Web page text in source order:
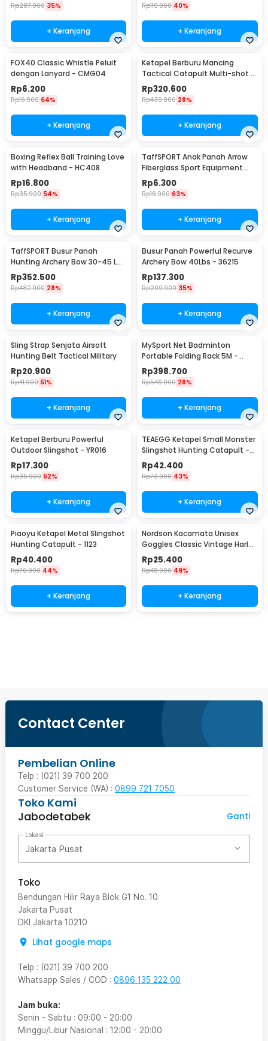
Rp287.900 35%
+ Keranjang
Rp110.900 40%
+ Keranjang
FOX40 Classic Whistle Peluit
dengan Lanyard - CMG04
Rp6.200
Rp16.900 64%
+ Keranjang
Ketapel Berburu Mancing
Tactical Catapult Multi-shot -
KMSS
Rp320.600
Rp439.900 28%
+ Keranjang
Boxing Reflex Ball Training Love
with Headband - HC408
Rp16.800
Rp35.900 54%
+ Keranjang
TaffSPORT Anak Panah Arrow
Fiberglass Sport Equipment
Spine 800 1 PCS - JH813
Rp6.300
Rp16.900 63%
+ Keranjang
TaffSPORT Busur Panah
Hunting Archery Bow 30-45 LB
- SA
Rp352.500
Rp482.900 28%
+ Keranjang
Busur Panah Powerful Recurve
Archery Bow 40Lbs - 36215
Rp137.300
Rp209.900 35%
+ Keranjang
Sling Strap Senjata Airsoft
Hunting Belt Tactical Military
Rp20.900
Rp41.900 51%
+ Keranjang
MySport Net Badminton
Portable Folding Rack 5M -
T300
Rp398.700
Rp546.900 28%
+ Keranjang
Ketapel Berburu Powerful
Outdoor Slingshot - YR016
Rp17.300
Rp35.900 52%
+ Keranjang
TEAEGG Ketapel Small Monster
Slingshot Hunting Catapult -
JH8171
Rp42.400
Rp73.900 43%
+ Keranjang
Piaoyu Ketapel Metal Slingshot
Hunting Catapult - 1123
Rp40.400
Rp70.900 44%
+ Keranjang
Nordson Kacamata Unisex
Goggles Classic Vintage Harley
UV Protection - ND1008
Rp25.400
Rp48.900 49%
+ Keranjang
Contact Center
Pembelian Online
Telp : (021) 39 700 200
Customer Service (WA) : 0899 721 7050
Toko Kami
Jabodetabek
Ganti
Lokasi
Jakarta Pusat
Toko
Bendungan Hilir Raya Blok G1 No. 10
Jakarta Pusat
DKI Jakarta 10210
Lihat google maps
Telp : (021) 39 700 200
Whatsapp Sales / COD : 0896 135 222 00
Jam buka:
Senin - Sabtu : 09:00 - 20:00
Minggu/Libur Nasional : 12:00 - 20:00